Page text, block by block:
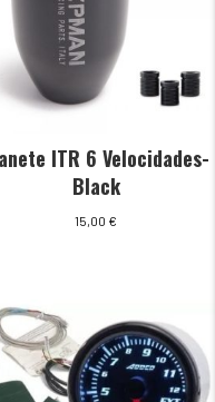
ITR 6 Velocidades-
Black
15,00 €